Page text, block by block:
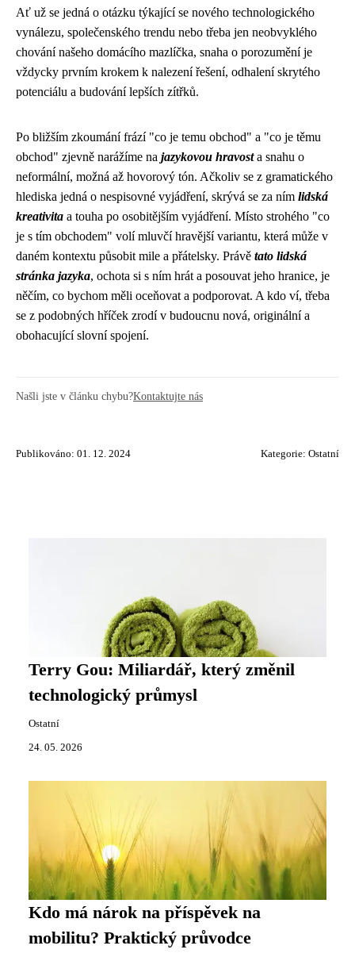
Ať už se jedná o otázku týkající se nového technologického
vynálezu, společenského trendu nebo třeba jen neobvyklého
chování našeho domácího mazlíčka, snaha o porozumění je
vždycky prvním krokem k nalezení řešení, odhalení skrytého
potenciálu a budování lepších zítřků.
Po bližším zkoumání frází "co je temu obchod" a "co je těmu
obchod" zjevně narážíme na jazykovou hravosta snahu o
neformální, možná až hovorový tón. Ačkoliv se z gramatického
hlediska jedná o nespisovné vyjádření, skrývá se za ním lidská
kreativita a touha po osobitějším vyjádření. Místo strohého "co
je s tím obchodem" volí mluvčí hravější variantu, která může v
daném kontextu působit mile a přátelsky. Právě tato lidská
stránka jazyka, ochota si s ním hrát a posouvat jeho hranice, je
něčím, co bychom měli oceňovat a podporovat. A kdo ví, třeba
se z podobných hříček zrodí v budoucnu nová, originální a
obohacující slovní spojení.
Našli jste v článku chybu?Kontaktujte nás
Publikováno: 01. 12. 2024 Kategorie: Ostatní
Terry Gou: Miliardář, který změnil
technologický průmysl
Ostatní
24. 05. 2026
Kdo má nárok na příspěvek na
mobilitu? Praktický průvodce